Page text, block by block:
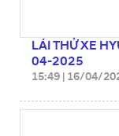
LÁI THỬ XE
04-2025
15:49 | 16/04/